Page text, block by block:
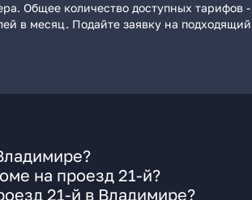
Общее количество доступных
в месяц. Подайте заявку на
на проезд 21-й?
21-й в Владимире?